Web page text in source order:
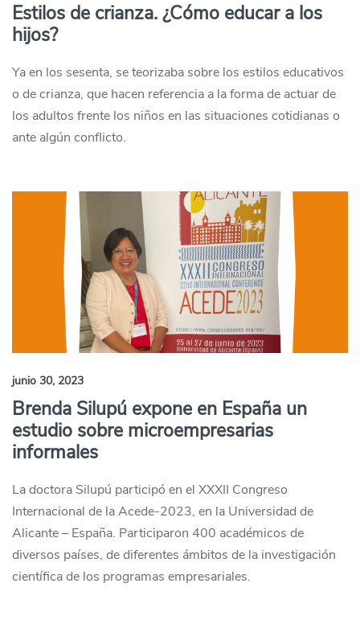
Estilos de crianza. ¿Cómo educar a los
hijos?
Ya en los sesenta, se teorizaba sobre los estilos educativos
o de crianza, que hacen referencia a la forma de actuar de
los adultos frente los niños en las situaciones cotidianas o
ante algún conflicto.
junio 30, 2023
Brenda Silupú expone en España un
estudio sobre microempresarias
informales
La doctora Silupú participó en el XXXII Congreso
Internacional de la Acede-2023, en la Universidad de
Alicante – España. Participaron 400 académicos de
diversos países, de diferentes ámbitos de la investigación
científica de los programas empresariales.